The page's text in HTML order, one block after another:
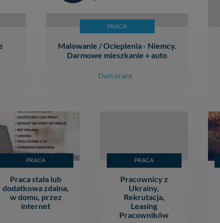
PRACA
Malowanie / Ocieplenia - Niemcy.
Darmowe mieszkanie + auto
Dam pracę
PRACA
Praca stała lub
dodatkowa zdalna,
w domu, przez
internet
PRACA
Pracownicy z
Ukrainy,
Rekrutacja,
Leasing
Pracowników